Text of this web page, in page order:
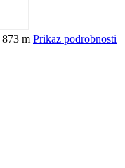
873 m Prikaz podrobnosti